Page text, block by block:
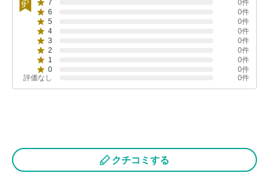
7
0件
6
0件
5
0件
4
0件
3
0件
2
0件
1
0件
0
0件
評価なし
0件
クチコミする